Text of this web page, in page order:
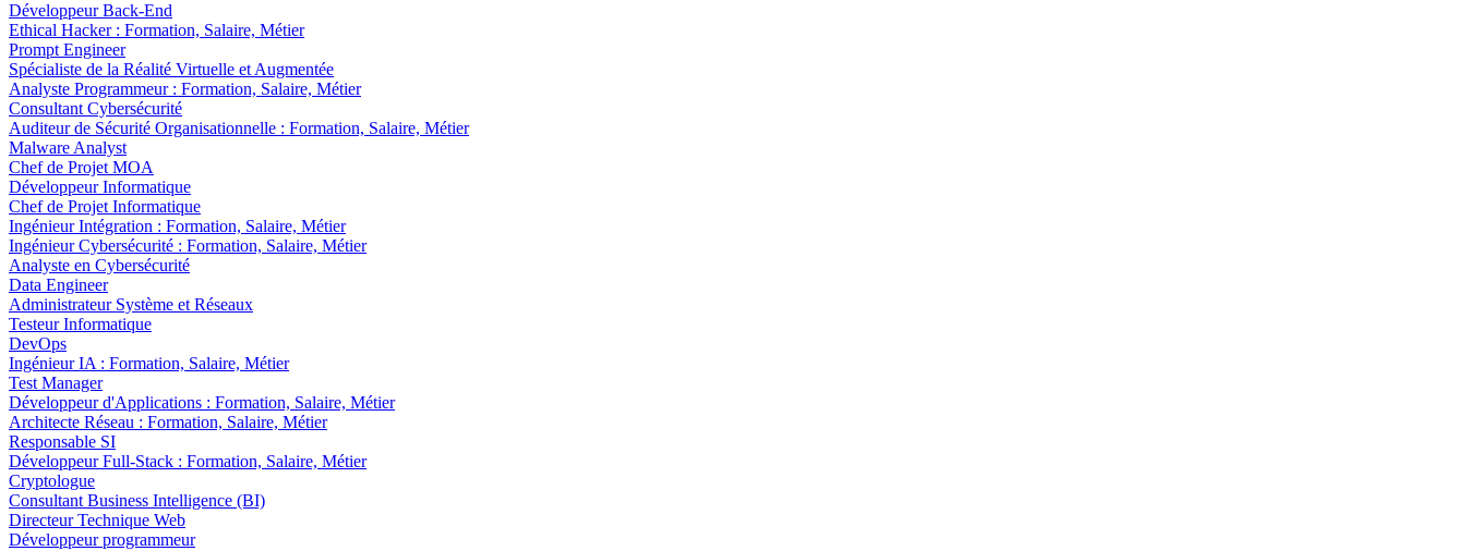
Développeur Back-End
Ethical Hacker : Formation, Salaire, Métier
Prompt Engineer
Spécialiste de la Réalité Virtuelle et Augmentée
Analyste Programmeur : Formation, Salaire, Métier
Consultant Cybersécurité
Auditeur de Sécurité Organisationnelle : Formation, Salaire, Métier
Malware Analyst
Chef de Projet MOA
Développeur Informatique
Chef de Projet Informatique
Ingénieur Intégration : Formation, Salaire, Métier
Ingénieur Cybersécurité : Formation, Salaire, Métier
Analyste en Cybersécurité
Data Engineer
Administrateur Système et Réseaux
Testeur Informatique
DevOps
Ingénieur IA : Formation, Salaire, Métier
Test Manager
Développeur d'Applications : Formation, Salaire, Métier
Architecte Réseau : Formation, Salaire, Métier
Responsable SI
Développeur Full-Stack : Formation, Salaire, Métier
Cryptologue
Consultant Business Intelligence (BI)
Directeur Technique Web
Développeur programmeur